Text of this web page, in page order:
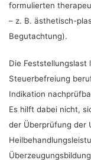
formulierten
– z. B. ästhetisch-
Begutachtung).
Die Feststellungslast
Steuerbefreiung
Indikation
Es hilft dabei nicht,
der Überprüfung der